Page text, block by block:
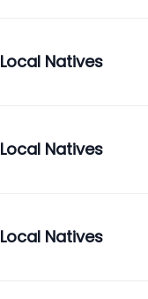
Local Natives
Local Natives
Local Natives